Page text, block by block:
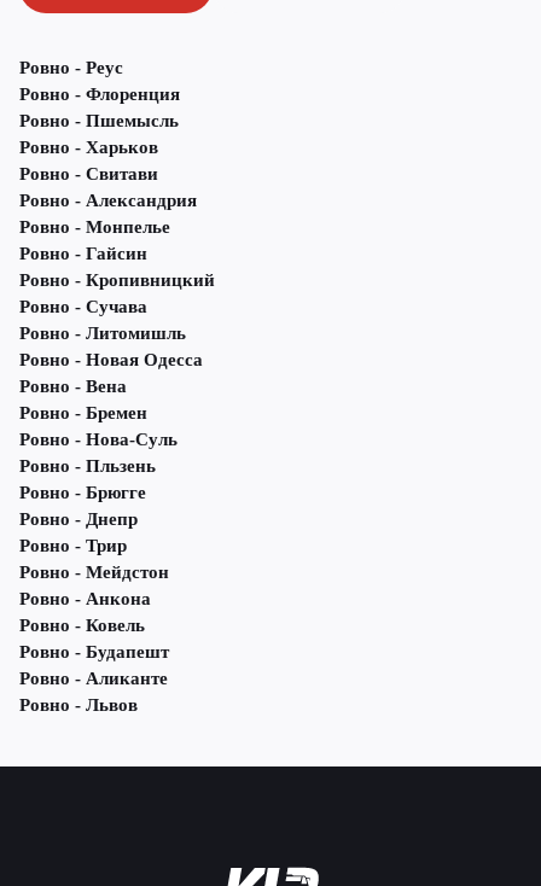
Ровно - Реус
Ровно - Флоренция
Ровно - Пшемысль
Ровно - Харьков
Ровно - Свитави
Ровно - Александрия
Ровно - Монпелье
Ровно - Гайсин
Ровно - Кропивницкий
Ровно - Сучава
Ровно - Литомишль
Ровно - Новая Одесса
Ровно - Вена
Ровно - Бремен
Ровно - Нова-Суль
Ровно - Пльзень
Ровно - Брюгге
Ровно - Днепр
Ровно - Трир
Ровно - Мейдстон
Ровно - Анкона
Ровно - Ковель
Ровно - Будапешт
Ровно - Аликанте
Ровно - Львов